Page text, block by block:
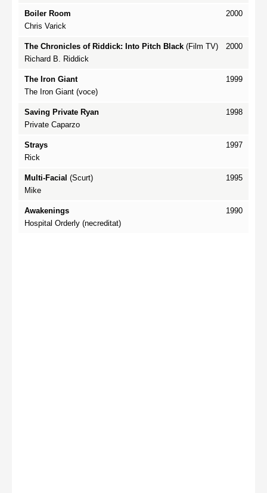
2000
Boiler Room
Chris Varick
2000
The Chronicles of Riddick: Into Pitch Black (Film TV)
Richard B. Riddick
1999
The Iron Giant
The Iron Giant (voce)
1998
Saving Private Ryan
Private Caparzo
1997
Strays
Rick
1995
Multi-Facial (Scurt)
Mike
1990
Awakenings
Hospital Orderly (necreditat)